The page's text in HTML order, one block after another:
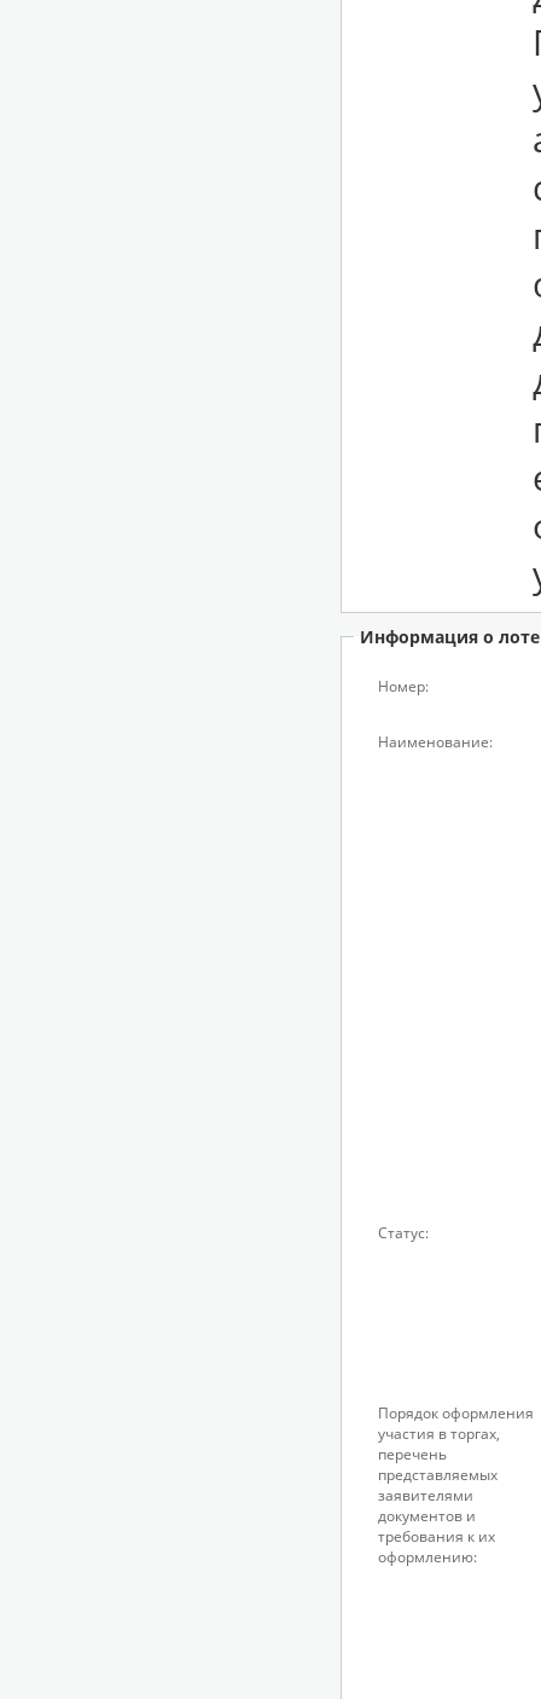
Информация о
Номер:
Наименование:
Статус:
Порядок оформления
участия в торгах,
перечень
представляемых
заявителями
документов и
требования к их
оформлению: